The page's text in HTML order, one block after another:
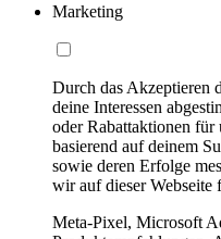
Marketing
Durch das Akzeptieren
deine Interessen
oder Rabattaktionen für
basierend auf deinem
sowie deren Erfolge
wir auf dieser Webseite
Meta-Pixel, Microsoft